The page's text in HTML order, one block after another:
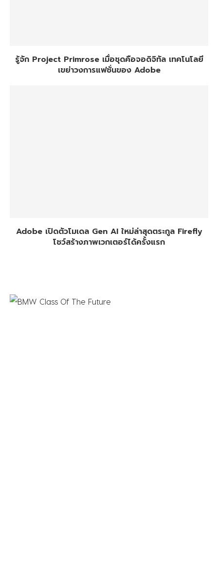
รู้จัก Project Primrose เมื่อชุดคือจอดิจิทัล เทคโนโลยี
เขย่าวงการแฟชั่นของ Adobe
Adobe เปิดตัวโมเดล Gen AI ใหม่ล่าสุดตระกูล Firefly
โชว์สร้างภาพเวกเตอร์ได้ครั้งแรก